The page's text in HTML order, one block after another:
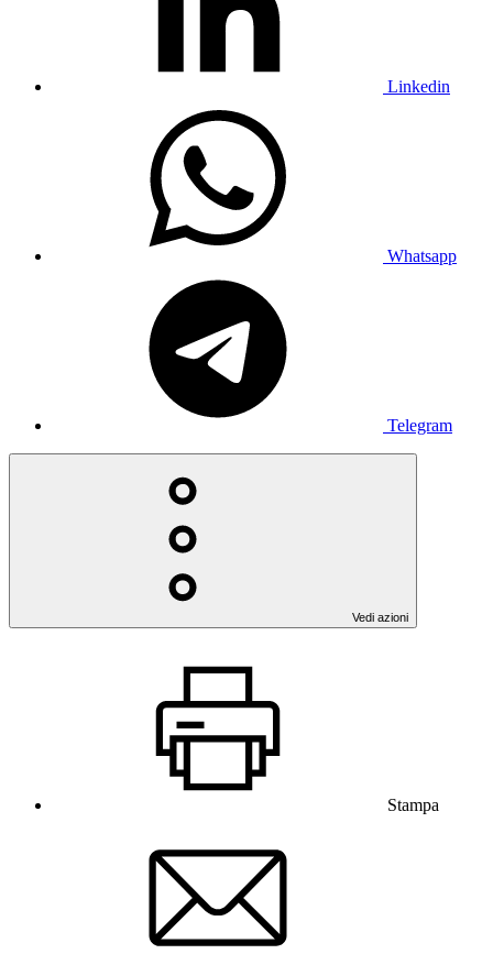
Linkedin
Whatsapp
Telegram
Vedi azioni
Stampa